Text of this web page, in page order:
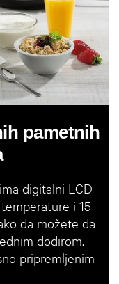
pametnih
digitalni LCD
i 15
da možete da
dodirom.
pripremljenim